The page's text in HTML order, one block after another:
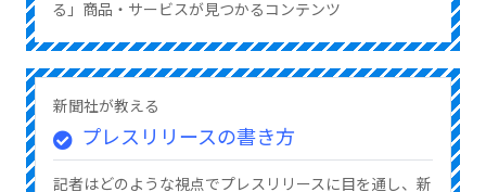
る」商品・サービスが見つかるコンテンツ
新聞社が教える
プレスリリースの書き方
記者はどのような視点でプレスリリースに目を通し、新